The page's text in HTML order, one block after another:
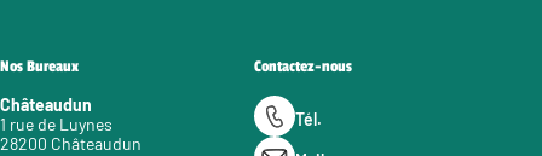
Nos Bureaux
Châteaudun
1 rue de Luynes
28200 Châteaudun
Contactez-nous
Tél.